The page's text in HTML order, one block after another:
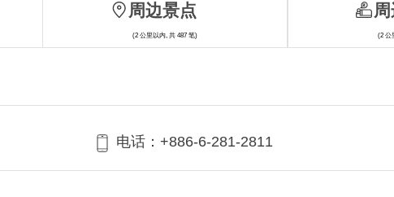
电话：+886-6-281-2811
周边景点
(2 公里以内, 共 487 笔) (2 公